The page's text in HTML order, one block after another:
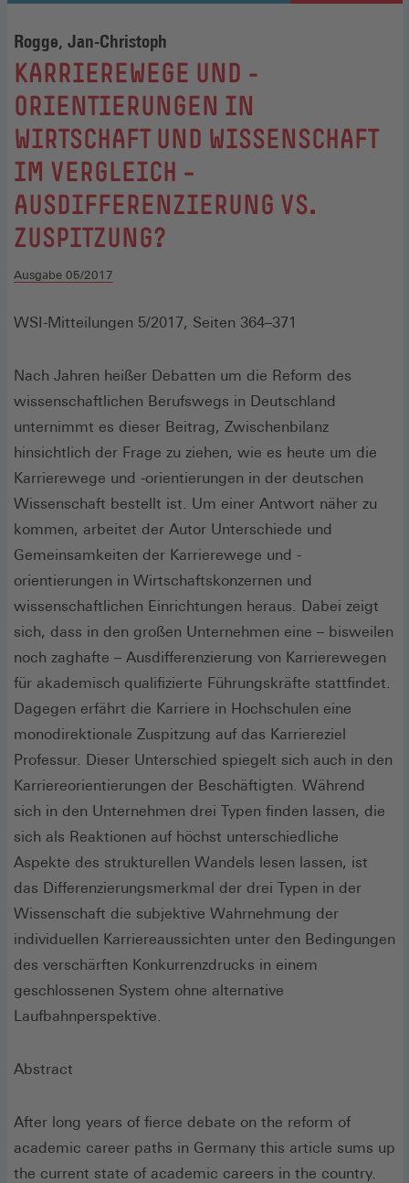
Rogge, Jan-Christoph
:
KARRIEREWEGE UND -
ORIENTIERUNGEN IN
WIRTSCHAFT UND WISSENSCHAFT
IM VERGLEICH –
AUSDIFFERENZIERUNG VS.
ZUSPITZUNG?
Ausgabe 05/2017
WSI-Mitteilungen 5/2017, Seiten 364–371
Nach Jahren heißer Debatten um die Reform des
wissenschaftlichen Berufswegs in Deutschland
unternimmt es dieser Beitrag, Zwischenbilanz
hinsichtlich der Frage zu ziehen, wie es heute um die
Karrierewege und -orientierungen in der deutschen
Wissenschaft bestellt ist. Um einer Antwort näher zu
kommen, arbeitet der Autor Unterschiede und
Gemeinsamkeiten der Karrierewege und -
orientierungen in Wirtschaftskonzernen und
wissenschaftlichen Einrichtungen heraus. Dabei zeigt
sich, dass in den großen Unternehmen eine – bisweilen
noch zaghafte – Ausdifferenzierung von Karrierewegen
für akademisch qualifizierte Führungskräfte stattfindet.
Dagegen erfährt die Karriere in Hochschulen eine
monodirektionale Zuspitzung auf das Karriereziel
Professur. Dieser Unterschied spiegelt sich auch in den
Karriereorientierungen der Beschäftigten. Während
sich in den Unternehmen drei Typen finden lassen, die
sich als Reaktionen auf höchst unterschiedliche
Aspekte des strukturellen Wandels lesen lassen, ist
das Differenzierungsmerkmal der drei Typen in der
Wissenschaft die subjektive Wahrnehmung der
individuellen Karriereaussichten unter den Bedingungen
des verschärften Konkurrenzdrucks in einem
geschlossenen System ohne alternative
Laufbahnperspektive.
Abstract
After long years of fierce debate on the reform of
academic career paths in Germany this article sums up
the current state of academic careers in the country.